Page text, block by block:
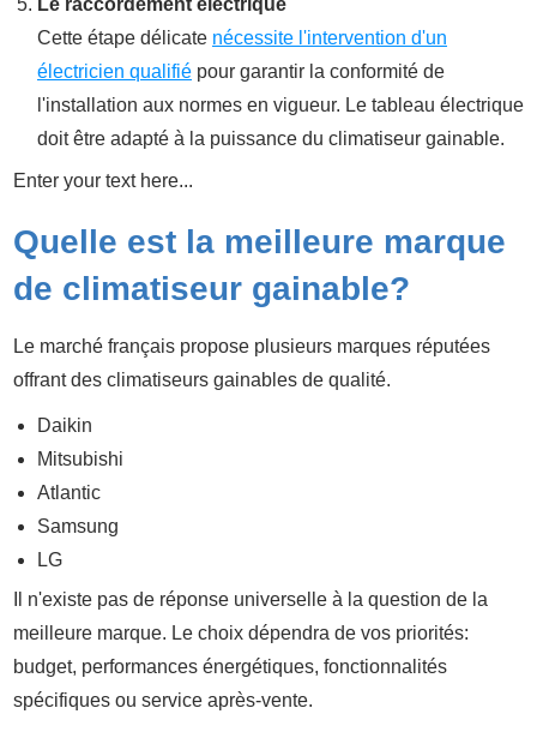
Le raccordement électrique
Cette étape délicate nécessite l'intervention d'un
électricien qualifié pour garantir la conformité de
l'installation aux normes en vigueur. Le tableau électrique
doit être adapté à la puissance du climatiseur gainable.
Enter your text here...
Quelle est la meilleure marque
de climatiseur gainable?
Le marché français propose plusieurs marques réputées
offrant des climatiseurs gainables de qualité.
Daikin
Mitsubishi
Atlantic
Samsung
LG
Il n'existe pas de réponse universelle à la question de la
meilleure marque. Le choix dépendra de vos priorités:
budget, performances énergétiques, fonctionnalités
spécifiques ou service après-vente.